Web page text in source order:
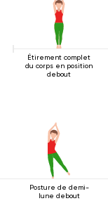
Étirement complet
du corps en position
debout
Posture de demi-
lune debout